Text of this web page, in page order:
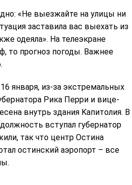
«Не выезжайте на улицы ни
заставила вас выехать из
одеяла». На телеэкране
то прогноз погоды. Важнее
января, из-за экстремальных
Рика Перри и вице-
внутрь здания Kапитолия. В
вступал губернатор
так что центр Остина
остинский аэропорт – все